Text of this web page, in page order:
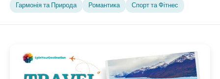
Гармонія та Природа
Романтика Спорт та Фітнес